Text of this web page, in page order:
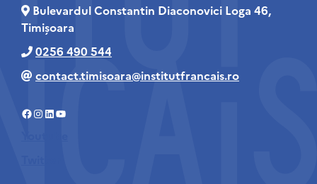
Bulevardul Constantin Diaconovici Loga 46,
Timișoara
0256 490 544
contact.timisoara@institutfrancais.ro
Facebook
Instagram
LinkedIn
YouTube